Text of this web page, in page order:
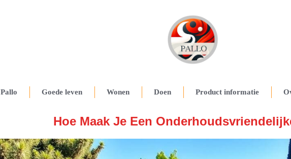
Pallo Goede leven Wonen Doen Product informatie
Hoe Maak Je Een